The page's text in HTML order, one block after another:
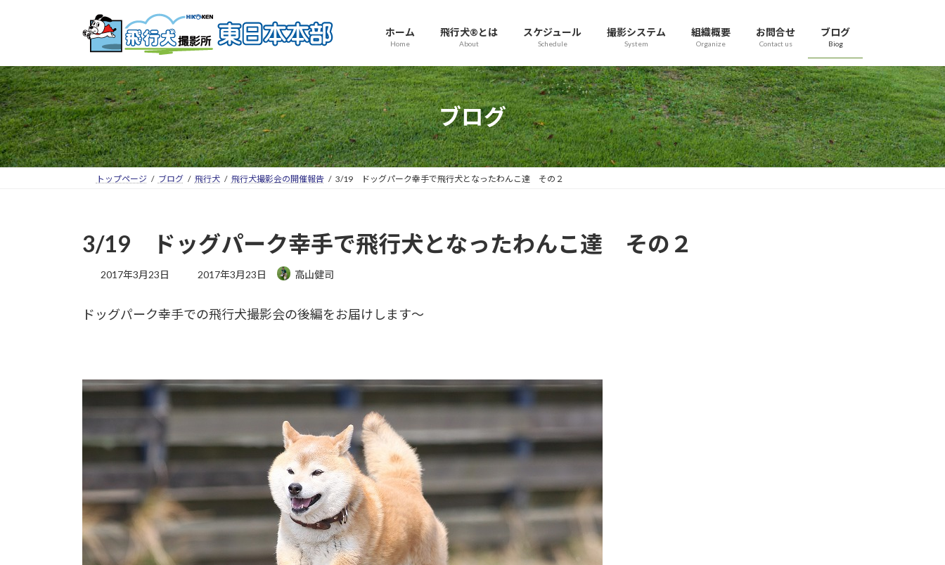
ホーム
Home
飛行犬®とは
About
スケジュール
Schedule
撮影システム
System
組織概要
Organize
お問合せ
Contact us
ブログ
Biog
ブログ
トップページ ブログ 飛行犬 飛行犬撮影会の開催報告 3/19 ドッグパーク幸手で飛行犬となったわんこ達 その２
3/19 ドッグパーク幸手で飛行犬となったわんこ達 その２
2017年3月23日 2017年3月23日 高山健司
ドッグパーク幸手での飛行犬撮影会の後編をお届けします～